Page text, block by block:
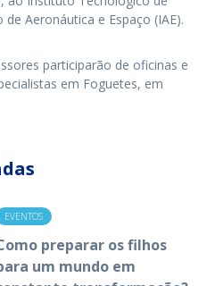
Aeronáutica e Espaço (IAE).
participarão de oficinas e
em Foguetes, em
EVENTOS
preparar os filhos
um mundo em